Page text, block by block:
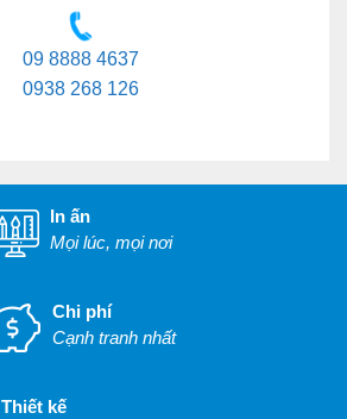
09 8888 4637
0938 268 126
In ấn
Mọi lúc, mọi nơi
Chi phí
Cạnh tranh nhất
Thiết kế